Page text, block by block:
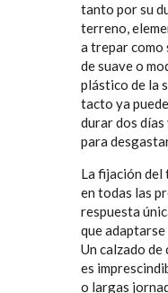
tanto por su
terreno,
a trepar como
de suave o
plástico de la
tacto ya
durar dos
para
La fijación del
en todas las
respuesta
que
Un calzado
es
o largas